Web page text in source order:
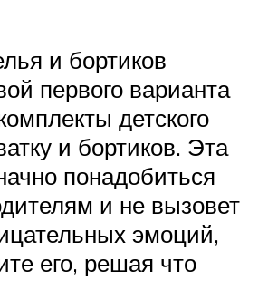
и бортиков
первого варианта
детского
и бортиков. Эта
понадобиться
и не вызовет
эмоций,
его, решая что